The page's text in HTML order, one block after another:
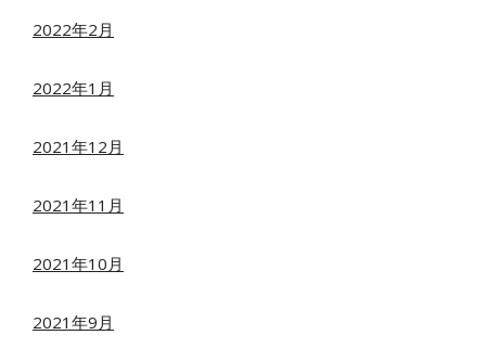
2022年2月
2022年1月
2021年12月
2021年11月
2021年10月
2021年9月